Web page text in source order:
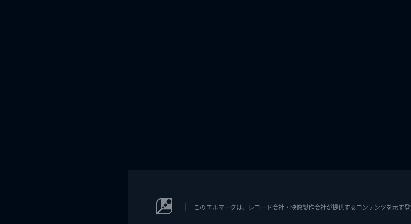
このエルマークは、レコード会社・映像製作会社が提供するコンテンツを示す